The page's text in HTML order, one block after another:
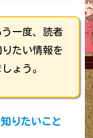
一度、読者
たい情報を
ょう。
りたいこと